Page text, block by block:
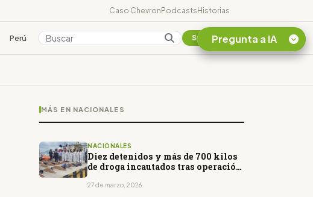
Caso ChevronPodcastsHistorias
Perú Colombia Suscribirse
MÁS EN NACIONALES
NACIONALES
Diez detenidos y más de 700 kilos
de droga incautados tras operación
27 de marzo, 2026
Pregunta a IA
¿En que consiste la